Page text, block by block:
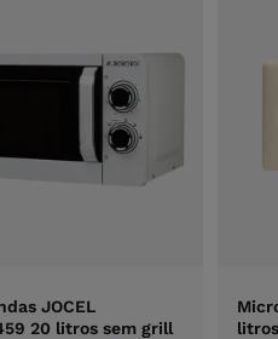
JOCEL
20 litros sem grill
litros